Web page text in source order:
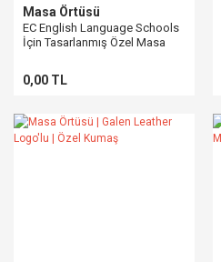
Masa Örtüsü
EC English Language Schools
İçin Tasarlanmış Özel Masa
0,00 TL